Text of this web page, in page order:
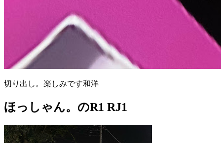
切り出し。楽しみです和洋
ほっしゃん。のR1 RJ1